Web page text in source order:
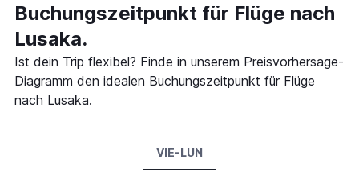
Buchungszeitpunkt für Flüge nach
Lusaka.
Ist dein Trip flexibel? Finde in unserem Preisvorhersage-
Diagramm den idealen Buchungszeitpunkt für Flüge
nach Lusaka.
VIE-LUN